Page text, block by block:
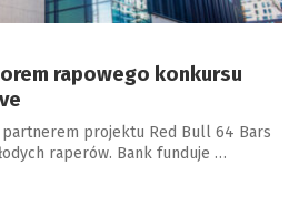
rapowego konkursu
partnerem projektu Red Bull 64 Bars
raperów. Bank funduje …